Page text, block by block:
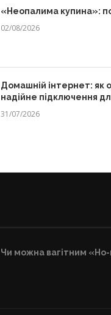
«Неопалима купина»:
02/08/2026
Домашній інтернет: як
надійне підключення
31/07/2026
Чи можна вагітним